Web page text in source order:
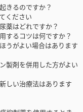
るのですか？
ださい
はどれですか？
るコツは何ですか？
がよい場合はあります
剤を併用した方がよい
い治療法はあります